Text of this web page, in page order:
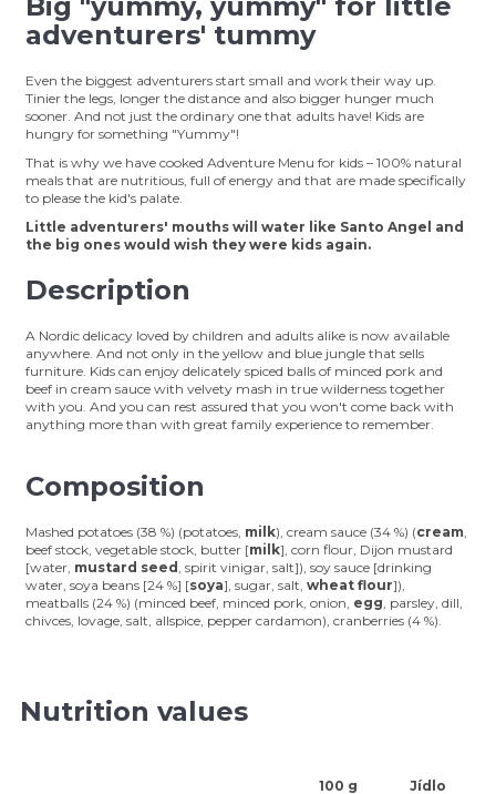
adventurers' tummy
Even the biggest adventurers start small and work their way up.
Tinier the legs, longer the distance and also bigger hunger much
sooner. And not just the ordinary one that adults have! Kids are
hungry for something "Yummy"!
That is why we have cooked Adventure Menu for kids – 100% natural
meals that are nutritious, full of energy and that are made specifically
to please the kid's palate.
Little adventurers' mouths will water like Santo Angel and
the big ones would wish they were kids again.
Description
A Nordic delicacy loved by children and adults alike is now available
anywhere. And not only in the yellow and blue jungle that sells
furniture. Kids can enjoy delicately spiced balls of minced pork and
beef in cream sauce with velvety mash in true wilderness together
with you. And you can rest assured that you won't come back with
anything more than with great family experience to remember.
Composition
Mashed potatoes (38 %) (potatoes, milk), cream sauce (34 %) (cream,
beef stock, vegetable stock, butter [milk], corn flour, Dijon mustard
[water, mustard seed , spirit vinigar, salt]), soy sauce [drinking
water, soya beans [24 %] [soya], sugar, salt, wheat flour]),
meatballs (24 %) (minced beef, minced pork, onion, egg, parsley, dill,
chivces, lovage, salt, allspice, pepper cardamon), cranberries (4 %).
Nutrition values
100 g
Jídlo